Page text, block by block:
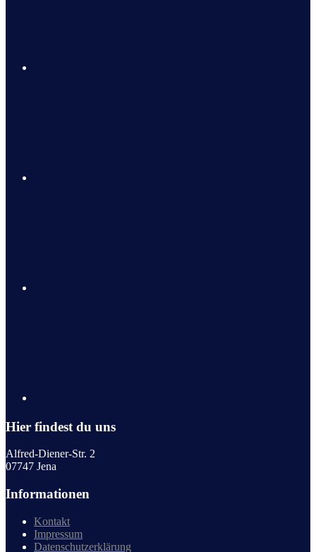
Hier findest du uns
Alfred-Diener-Str. 2
07747 Jena
Informationen
Kontakt
Impressum
Datenschutzerklärung